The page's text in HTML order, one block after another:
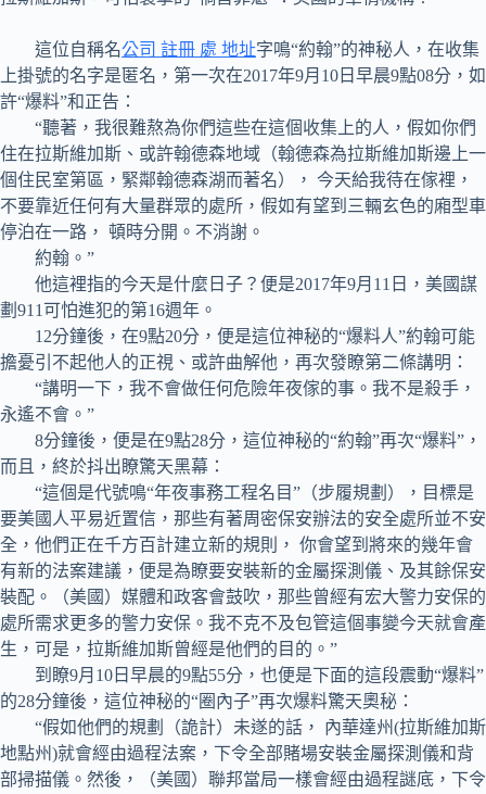
這位自稱名公司 註冊 處 地址字鳴“約翰”的神秘人，在收集
上掛號的名字是匿名，第一次在2017年9月10日早晨9點08分，如
許“爆料”和正告：
“聽著，我很難熬為你們這些在這個收集上的人，假如你們
住在拉斯維加斯、或許翰德森地域（翰德森為拉斯維加斯邊上一
個住民室第區，緊鄰翰德森湖而著名）， 今天給我待在傢裡，
不要靠近任何有大量群眾的處所，假如有望到三輛玄色的廂型車
停泊在一路， 頓時分開。不消謝。
約翰。”
他這裡指的今天是什麼日子？便是2017年9月11日，美國謀
劃911可怕進犯的第16週年。
12分鐘後，在9點20分，便是這位神秘的“爆料人”約翰可能
擔憂引不起他人的正視、或許曲解他，再次發瞭第二條講明：
“講明一下，我不會做任何危險年夜傢的事。我不是殺手，
永遙不會。”
8分鐘後，便是在9點28分，這位神秘的“約翰”再次“爆料”，
而且，終於抖出瞭驚天黑幕：
“這個是代號鳴“年夜事務工程名目”（步履規劃），目標是
要美國人平易近置信，那些有著周密保安辦法的安全處所並不安
全，他們正在千方百計建立新的規則， 你會望到將來的幾年會
有新的法案建議，便是為瞭要安裝新的金屬探測儀、及其餘保安
裝配。（美國）媒體和政客會鼓吹，那些曾經有宏大警力安保的
處所需求更多的警力安保。我不克不及包管這個事變今天就會產
生，可是，拉斯維加斯曾經是他們的目的。”
到瞭9月10日早晨的9點55分，也便是下面的這段震動“爆料”
的28分鐘後，這位神秘的“圈內子”再次爆料驚天奧秘：
“假如他們的規劃（詭計）未遂的話， 內華達州(拉斯維加斯
地點州)就會經由過程法案，下令全部賭場安裝金屬探測儀和背
部掃描儀。然後，（美國）聯邦當局一樣會經由過程謎底，下令